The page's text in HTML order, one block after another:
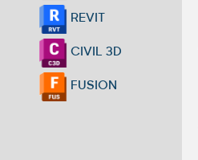
REVIT
CIVIL 3D
FUSION